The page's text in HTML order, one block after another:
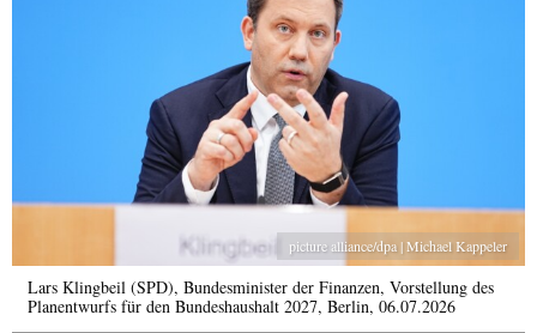
picture alliance/dpa | Michael Kappeler
Lars Klingbeil (SPD), Bundesminister der Finanzen, Vorstellung des
Planentwurfs für den Bundeshaushalt 2027, Berlin, 06.07.2026